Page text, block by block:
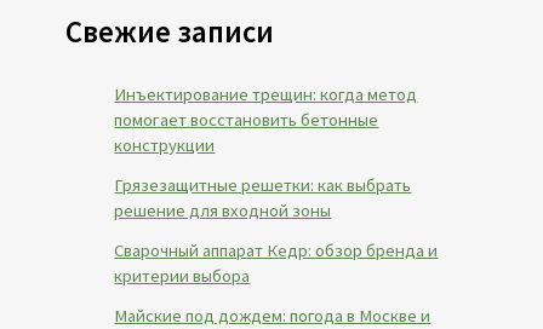
Свежие записи
Инъектирование трещин: когда метод
помогает восстановить бетонные
конструкции
Грязезащитные решетки: как выбрать
решение для входной зоны
Сварочный аппарат Кедр: обзор бренда и
критерии выбора
Майские под дождем: погода в Москве и